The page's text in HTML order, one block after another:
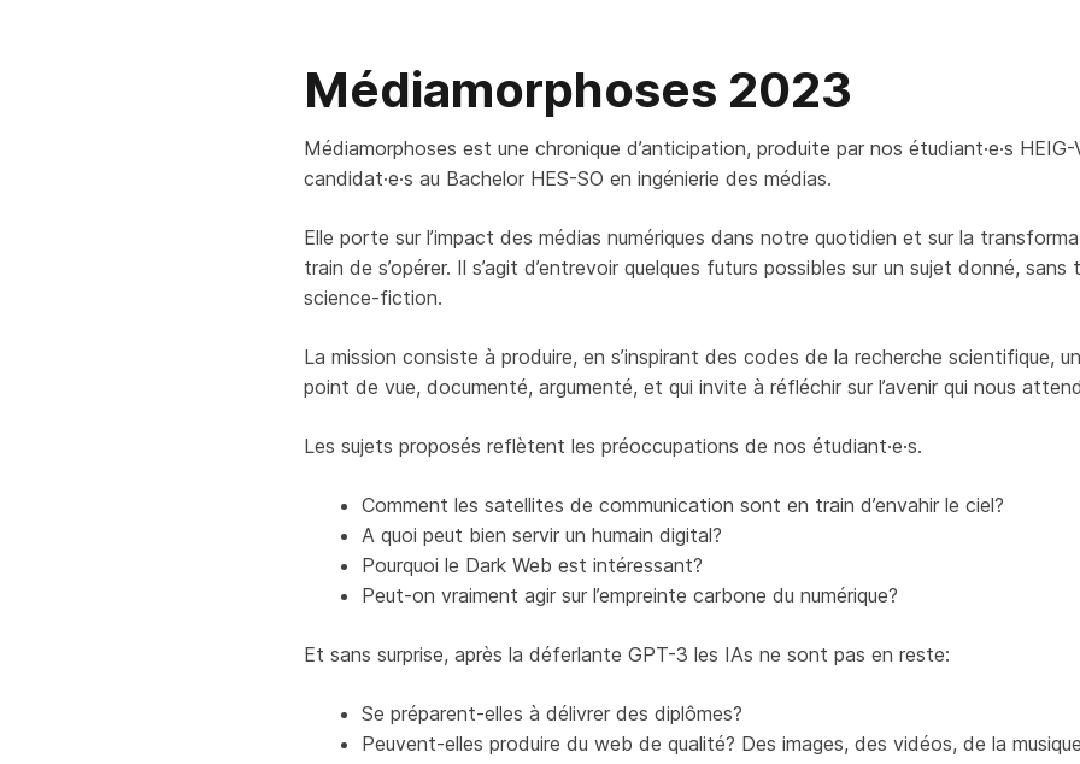
Médiamorphoses 2023
Médiamorphoses est une chronique d’anticipation, produite par nos étudiant·e·s HEIG-
candidat·e·s au Bachelor HES-SO en ingénierie des médias.
Elle porte sur l’impact des médias numériques dans notre quotidien et sur la
train de s’opérer. Il s’agit d’entrevoir quelques futurs possibles sur un sujet donné,
science-fiction.
La mission consiste à produire, en s’inspirant des codes de la recherche scientifique,
point de vue, documenté, argumenté, et qui invite à réfléchir sur l’avenir qui nous
Les sujets proposés reflètent les préoccupations de nos étudiant·e·s.
Comment les satellites de communication sont en train d’envahir le ciel?
A quoi peut bien servir un humain digital?
Pourquoi le Dark Web est intéressant?
Peut-on vraiment agir sur l’empreinte carbone du numérique?
Et sans surprise, après la déferlante GPT-3 les IAs ne sont pas en reste:
Se préparent-elles à délivrer des diplômes?
Peuvent-elles produire du web de qualité? Des images, des vidéos, de la